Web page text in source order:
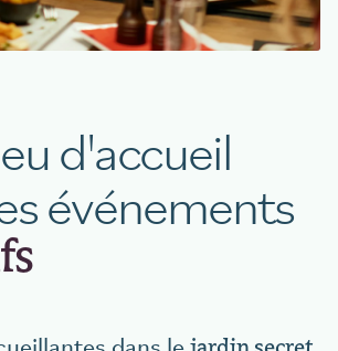
aigu Restaurant
d'accueil
événements